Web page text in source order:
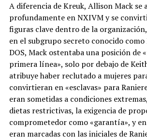
A diferencia de Kreuk, Allison Mack se
profundamente en NXIVM y se
figuras clave dentro de la
en el subgrupo secreto conocido como
DOS, Mack ostentaba una posición de
primera línea», solo por debajo de
atribuye haber reclutado a mujeres
convirtieran en «esclavas» para
eran sometidas a condiciones
dietas restrictivas, la exigencia de
comprometedor como «garantía», y en
eran marcadas con las iniciales de